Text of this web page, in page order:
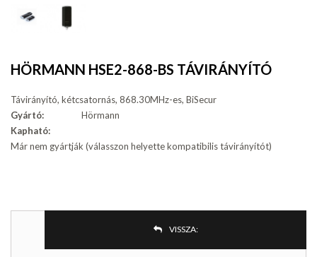
HÖRMANN HSE2-868-BS TÁVIRÁNYÍTÓ
Távirányító, kétcsatornás, 868.30MHz-es, BiSecur
Gyártó:
Hörmann
Kapható:
Már nem gyártják (válasszon helyette kompatibilis távirányítót)
VISSZA: